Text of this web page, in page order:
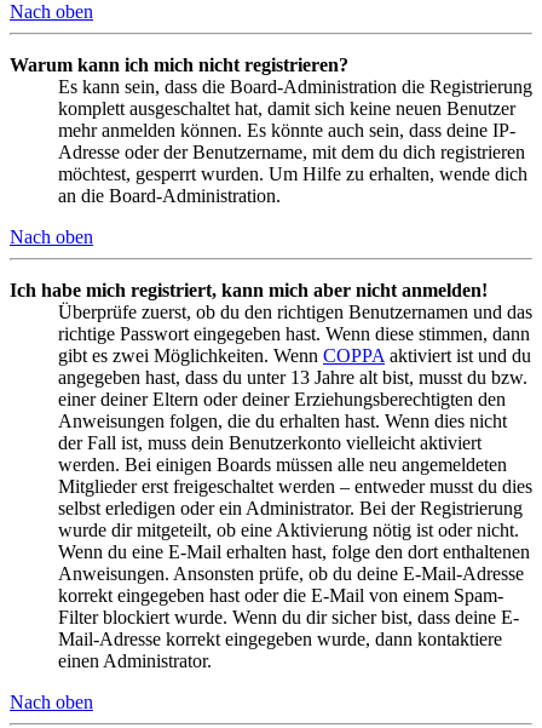
Nach oben
Warum kann ich mich nicht registrieren?
Es kann sein, dass die Board-Administration die Registrierung
komplett ausgeschaltet hat, damit sich keine neuen Benutzer
mehr anmelden können. Es könnte auch sein, dass deine IP-
Adresse oder der Benutzername, mit dem du dich registrieren
möchtest, gesperrt wurden. Um Hilfe zu erhalten, wende dich
an die Board-Administration.
Nach oben
Ich habe mich registriert, kann mich aber nicht anmelden!
Überprüfe zuerst, ob du den richtigen Benutzernamen und das
richtige Passwort eingegeben hast. Wenn diese stimmen, dann
gibt es zwei Möglichkeiten. Wenn COPPA aktiviert ist und du
angegeben hast, dass du unter 13 Jahre alt bist, musst du bzw.
einer deiner Eltern oder deiner Erziehungsberechtigten den
Anweisungen folgen, die du erhalten hast. Wenn dies nicht
der Fall ist, muss dein Benutzerkonto vielleicht aktiviert
werden. Bei einigen Boards müssen alle neu angemeldeten
Mitglieder erst freigeschaltet werden – entweder musst du dies
selbst erledigen oder ein Administrator. Bei der Registrierung
wurde dir mitgeteilt, ob eine Aktivierung nötig ist oder nicht.
Wenn du eine E-Mail erhalten hast, folge den dort enthaltenen
Anweisungen. Ansonsten prüfe, ob du deine E-Mail-Adresse
korrekt eingegeben hast oder die E-Mail von einem Spam-
Filter blockiert wurde. Wenn du dir sicher bist, dass deine E-
Mail-Adresse korrekt eingegeben wurde, dann kontaktiere
einen Administrator.
Nach oben